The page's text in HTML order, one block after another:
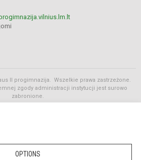
OPTIONS
II progimnazija. Wszelkie prawa zastrzeżone.
zgody administracji instytucji jest surowo
zabronione.